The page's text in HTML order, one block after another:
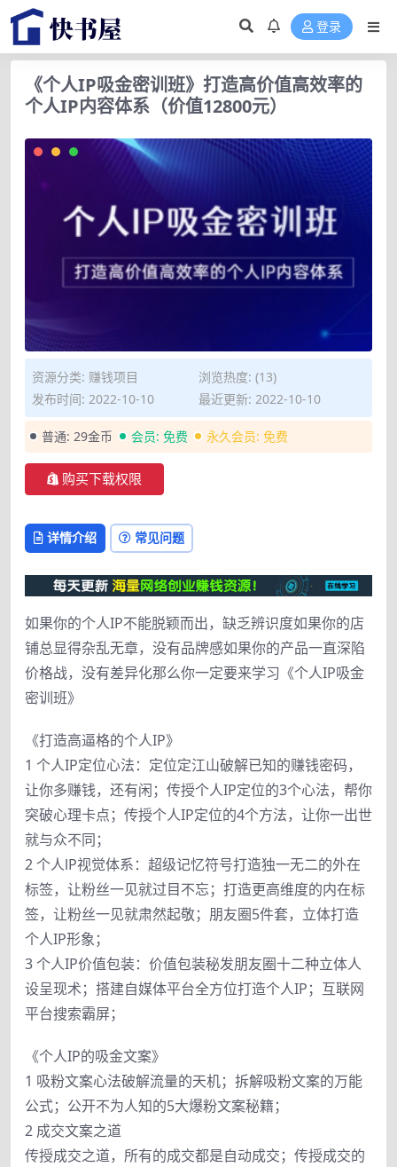
登录
《个人IP吸金密训班》打造高价值高效率的
个人IP内容体系（价值12800元）
资源分类: 赚钱项目
浏览热度: (13)
发布时间: 2022-10-10
最近更新: 2022-10-10
普通: 29金币 会员: 免费 永久会员: 免费
购买下载权限
详情介绍 常见问题
如果你的个人IP不能脱颖而出，缺乏辨识度如果你的店
铺总显得杂乱无章，没有品牌感如果你的产品一直深陷
价格战，没有差异化那么你一定要来学习《个人IP吸金
密训班》
《打造高逼格的个人IP》
1 个人IP定位心法：定位定江山破解已知的赚钱密码，
让你多赚钱，还有闲；传授个人IP定位的3个心法，帮你
突破心理卡点；传授个人IP定位的4个方法，让你一出世
就与众不同；
2 个人lP视觉体系：超级记忆符号打造独一无二的外在
标签，让粉丝一见就过目不忘；打造更高维度的内在标
签，让粉丝一见就肃然起敬；朋友圈5件套，立体打造
个人IP形象；
3 个人IP价值包装：价值包装秘发朋友圈十二种立体人
设呈现术；搭建自媒体平台全方位打造个人IP；互联网
平台搜索霸屏；
《个人IP的吸金文案》
1 吸粉文案心法破解流量的天机；拆解吸粉文案的万能
公式；公开不为人知的5大爆粉文案秘籍；
2 成交文案之道
传授成交之道，所有的成交都是自动成交；传授成交的